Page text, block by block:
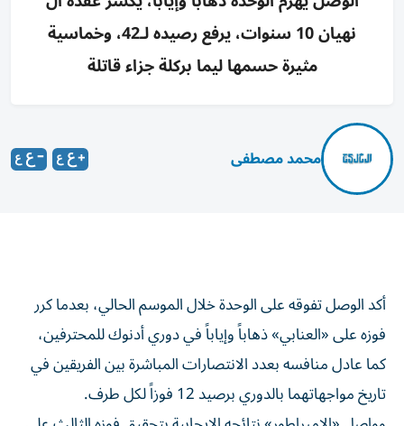
نهيان 10 سنوات، يرفع رصيده لـ42، وخماسية
مثيرة حسمها ليما بركلة جزاء قاتلة
محمد مصطفى
أكد الوصل تفوقه على الوحدة خلال الموسم الحالي، بعدما كرر
فوزه على «العنابي» ذهاباً وإياباً في دوري أدنوك للمحترفين،
كما عادل منافسه بعدد الانتصارات المباشرة بين الفريقين في
تاريخ مواجهاتهما بالدوري برصيد 12 فوزاً لكل طرف.